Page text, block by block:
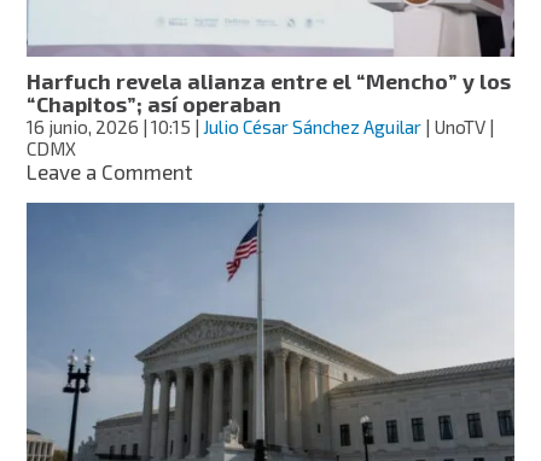
caída
del
“Mencho”
Harfuch revela alianza entre el “Mencho” y los
“Chapitos”; así operaban
16 junio, 2026 | 10:15 Julio César Sánchez Aguilar | UnoTV |
CDMX
Leave a Commenton
alianza
entre
“Mencho”
y
los
“Chapitos”;
operaban